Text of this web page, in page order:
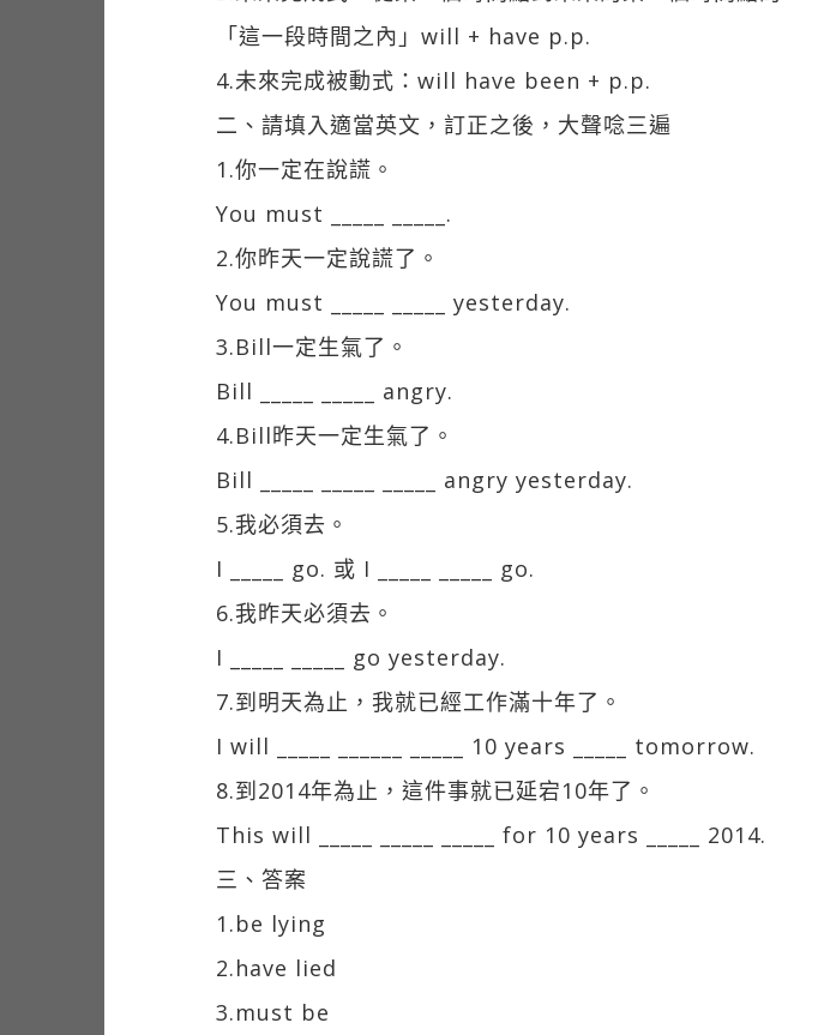
「這一段時間之內」will + have p.p.
4.未來完成被動式：will have been + p.p.
二、請填入適當英文，訂正之後，大聲唸三遍
1.你一定在說謊。
You must _____ _____.
2.你昨天一定說謊了。
You must _____ _____ yesterday.
3.Bill一定生氣了。
Bill _____ _____ angry.
4.Bill昨天一定生氣了。
Bill _____ _____ _____ angry yesterday.
5.我必須去。
I _____ go. 或 I _____ _____ go.
6.我昨天必須去。
I _____ _____ go yesterday.
7.到明天為止，我就已經工作滿十年了。
I will _____ ______ _____ 10 years _____ tomorrow.
8.到2014年為止，這件事就已延宕10年了。
This will _____ _____ _____ for 10 years _____ 2014.
三、答案
1.be lying
2.have lied
3.must be